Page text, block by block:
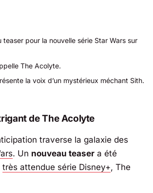
teaser pour la nouvelle série Star Wars sur
The Acolyte.
la voix d’un mystérieux méchant Sith.
deThe Acolyte
traverse la galaxie des
. Un nouveau teaser a été
très attendue série Disney+, The